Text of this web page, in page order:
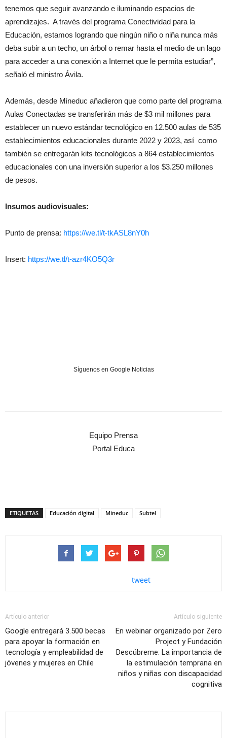
tenemos que seguir avanzando e iluminando espacios de
aprendizajes. A través del programa Conectividad para la
Educación, estamos logrando que ningún niño o niña nunca más
deba subir a un techo, un árbol o remar hasta el medio de un lago
para acceder a una conexión a Internet que le permita estudiar”,
señaló el ministro Ávila.
Además, desde Mineduc añadieron que como parte del programa
Aulas Conectadas se transferirán más de $3 mil millones para
establecer un nuevo estándar tecnológico en 12.500 aulas de 535
establecimientos educacionales durante 2022 y 2023, así como
también se entregarán kits tecnológicos a 864 establecimientos
educacionales con una inversión superior a los $3.250 millones
de pesos.
Insumos audiovisuales:
Punto de prensa: https://we.tl/t-tkASL8nY0h
Insert: https://we.tl/t-azr4KO5Q3r
Síguenos en Google Noticias
Equipo Prensa
Portal Educa
ETIQUETAS Educación digital Mineduc Subtel
tweet
Artículo anterior
Google entregará 3.500 becas
para apoyar la formación en
tecnología y empleabilidad de
jóvenes y mujeres en Chile
Artículo siguiente
En webinar organizado por Zero
Project y Fundación
Descúbreme: La importancia de
la estimulación temprana en
niños y niñas con discapacidad
cognitiva